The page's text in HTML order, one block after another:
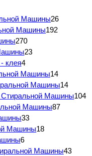
Машины26
Машины192
270
23
клея4
Машины14
Машины14
Стиральной Машины104
Машины87
33
Машины18
6
Машины43